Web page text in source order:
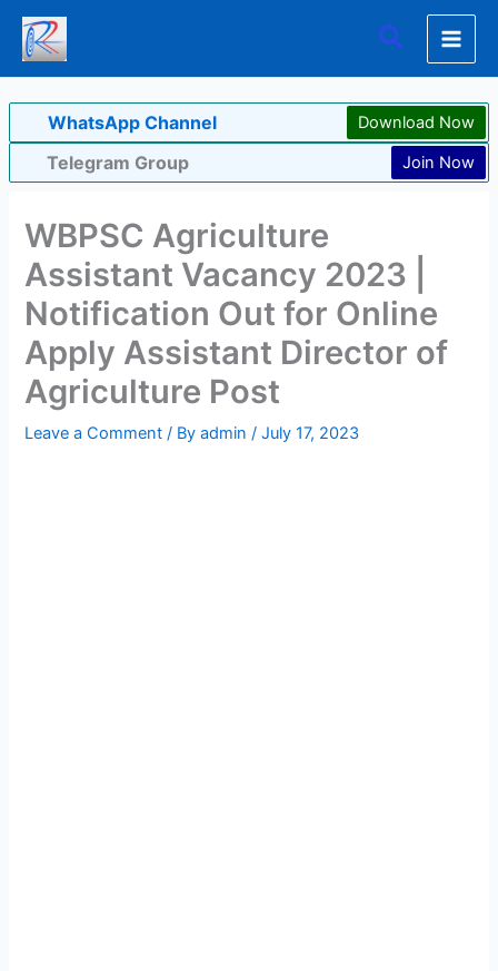
Skip
content
Search
WhatsApp Channel Download Now
Telegram Group Join Now
WBPSC Agriculture
Assistant Vacancy 2023 |
Notification Out for Online
Apply Assistant Director of
Agriculture Post
Leave a Comment / Byadmin/July 17, 2023